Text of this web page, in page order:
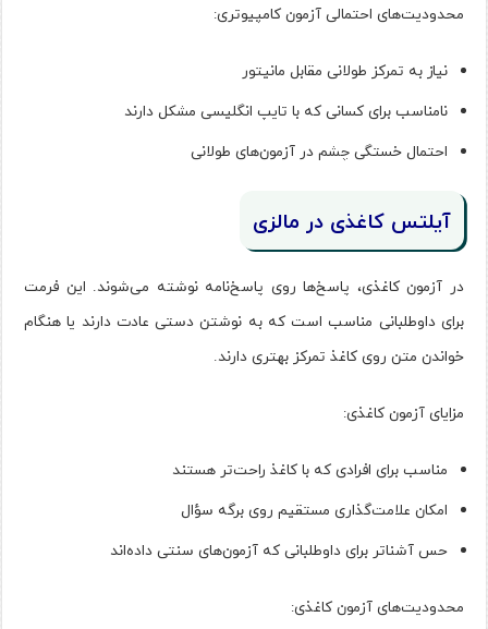
محدودیت‌های احتمالی آزمون کامپیوتری:
نیاز به تمرکز طولانی مقابل مانیتور
نامناسب برای کسانی که با تایپ انگلیسی مشکل دارند
احتمال خستگی چشم در آزمون‌های طولانی
آیلتس کاغذی در مالزی
در آزمون کاغذی، پاسخ‌ها روی پاسخ‌نامه نوشته می‌شوند. این فرمت
برای داوطلبانی مناسب است که به نوشتن دستی عادت دارند یا هنگام
خواندن متن روی کاغذ تمرکز بهتری دارند.
مزایای آزمون کاغذی:
مناسب برای افرادی که با کاغذ راحت‌تر هستند
امکان علامت‌گذاری مستقیم روی برگه سؤال
حس آشناتر برای داوطلبانی که آزمون‌های سنتی داده‌اند
محدودیت‌های آزمون کاغذی: